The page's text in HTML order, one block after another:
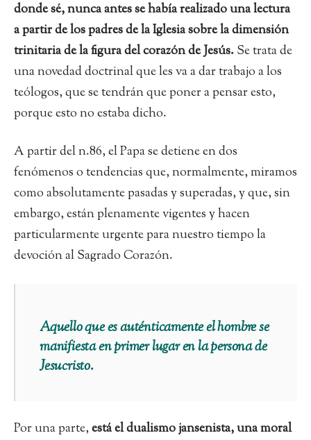
donde sé, nunca antes se había realizado una lectura
a partir de los padres de la Iglesia sobre la dimensión
trinitaria de la figura del corazón de Jesús.Se trata de
una novedad doctrinal que les va a dar trabajo a los
teólogos, que se tendrán que poner a pensar esto,
porque esto no estaba dicho.
A partir del n.86, el Papa se detiene en dos
fenómenos o tendencias que, normalmente, miramos
como absolutamente pasadas y superadas, y que, sin
embargo, están plenamente vigentes y hacen
particularmente urgente para nuestro tiempo la
devoción al Sagrado Corazón.
Aquello que es auténticamente el hombre se
manifiesta en primer lugar en la persona de
Jesucristo.
Por una parte,está el dualismo jansenista, una moral